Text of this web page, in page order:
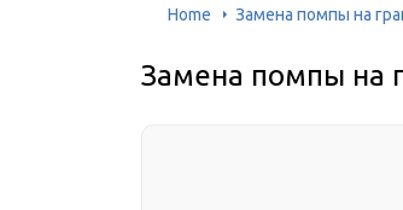
Home Замена помпы на
Замена помпы на